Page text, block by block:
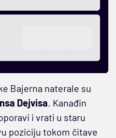
Bajerna naterale su
Dejvisa. Kanađin
i vrati u staru
poziciju tokom čitave